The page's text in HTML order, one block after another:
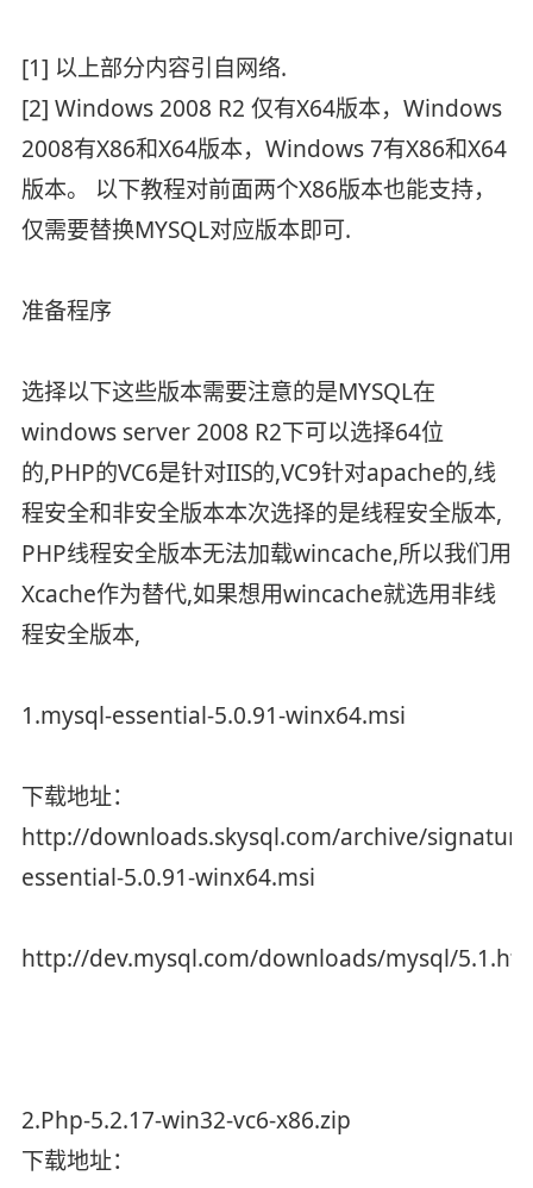
[1] 以上部分内容引自网络.
[2] Windows 2008 R2 仅有X64版本，Windows
2008有X86和X64版本，Windows 7有X86和X64
版本。 以下教程对前面两个X86版本也能支持，
仅需要替换MYSQL对应版本即可.
准备程序
选择以下这些版本需要注意的是MYSQL在
windows server 2008 R2下可以选择64位
的,PHP的VC6是针对IIS的,VC9针对apache的,线
程安全和非安全版本本次选择的是线程安全版本,
PHP线程安全版本无法加载wincache,所以我们用
Xcache作为替代,如果想用wincache就选用非线
程安全版本,
1.mysql-essential-5.0.91-winx64.msi
下载地址：
http://downloads.skysql.com/archive/
essential-5.0.91-winx64.msi
http://dev.mysql.com/downloads/mysql/
2.Php-5.2.17-win32-vc6-x86.zip
下载地址：